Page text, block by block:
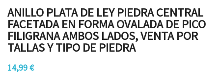
ANILLO PLATA DE LEY PIEDRA CENTRAL
FACETADA EN FORMA OVALADA DE PICO
FILIGRANA AMBOS LADOS, VENTA POR
TALLAS Y TIPO DE PIEDRA
14,99 €